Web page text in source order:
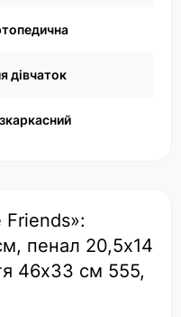
дівчаток
Friends»:
пенал 20,5х14
46х33 см 555,